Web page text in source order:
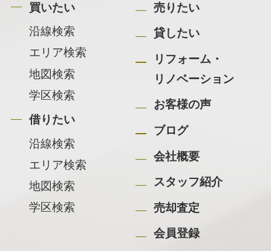
買いたい
沿線検索
エリア検索
地図検索
学区検索
借りたい
沿線検索
エリア検索
地図検索
学区検索
売りたい
貸したい
リフォーム・
リノベーション
お客様の声
ブログ
会社概要
スタッフ紹介
売却査定
会員登録